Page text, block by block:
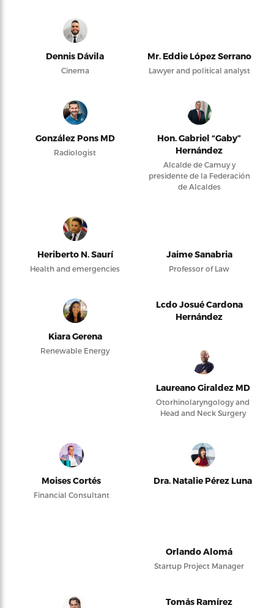
Dennis Dávila
Cinema
Mr. Eddie López Serrano
Lawyer and political analyst
González Pons MD
Radiologist
Hon. Gabriel “Gaby”
Hernández
Alcalde de Camuy y
presidente de la Federación
de Alcaldes
Heriberto N. Saurí
Health and emergencies
Jaime Sanabria
Professor of Law
Kiara Gerena
Renewable Energy
Lcdo Josué Cardona
Hernández
Laureano Giraldez MD
Otorhinolaryngology and
Head and Neck Surgery
Moises Cortés
Financial Consultant
Dra. Natalie Pérez Luna
Orlando Alomá
Startup Project Manager
Tomás Ramírez